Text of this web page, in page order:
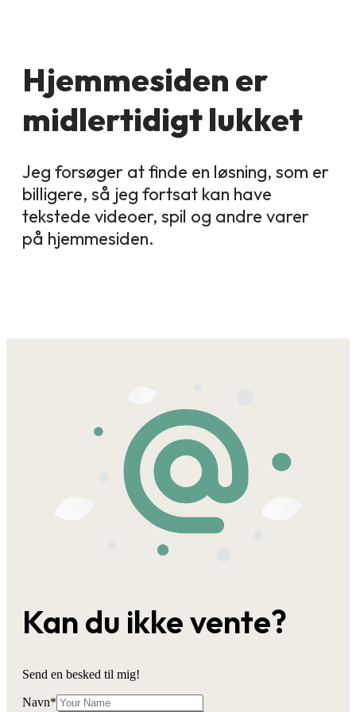
Hjemmesiden er
midlertidigt lukket
Jeg forsøger at finde en løsning, som er
billigere, så jeg fortsat kan have
tekstede videoer, spil og andre varer
på hjemmesiden.
Kan du ikke vente?
Send en besked til mig!
Navn*